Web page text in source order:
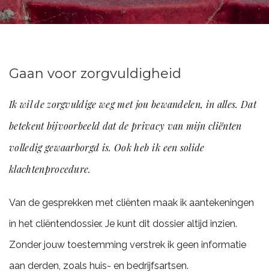
Gaan voor zorgvuldigheid
Ik wil de zorgvuldige weg met jou bewandelen, in alles. Dat
betekent bijvoorbeeld dat de privacy van mijn cliënten
volledig gewaarborgd is. Ook heb ik een solide
klachtenprocedure.
Van de gesprekken met cliënten maak ik aantekeningen
in het cliëntendossier. Je kunt dit dossier altijd inzien.
Zonder jouw toestemming verstrek ik geen informatie
aan derden, zoals huis- en bedrijfsartsen.